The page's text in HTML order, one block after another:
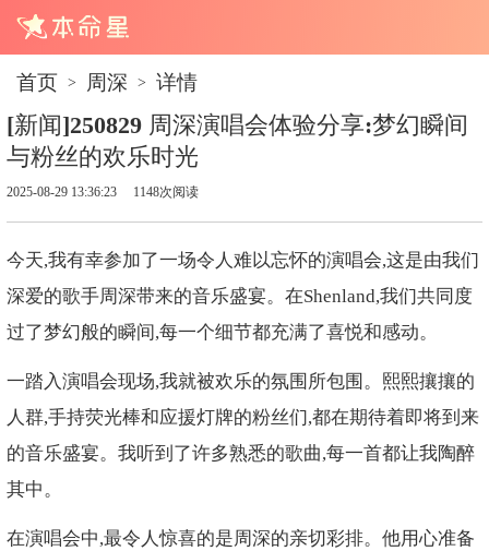
首页 > 周深 > 详情
[新闻]250829 周深演唱会体验分享:梦幻瞬间
与粉丝的欢乐时光
2025-08-29 13:36:23 1148次阅读
今天,我有幸参加了一场令人难以忘怀的演唱会,这是由我们
深爱的歌手周深带来的音乐盛宴。在Shenland,我们共同度
过了梦幻般的瞬间,每一个细节都充满了喜悦和感动。
一踏入演唱会现场,我就被欢乐的氛围所包围。熙熙攘攘的
人群,手持荧光棒和应援灯牌的粉丝们,都在期待着即将到来
的音乐盛宴。我听到了许多熟悉的歌曲,每一首都让我陶醉
其中。
在演唱会中,最令人惊喜的是周深的亲切彩排。他用心准备